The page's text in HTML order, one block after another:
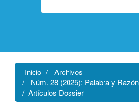
Inicio
Archivos
Núm. 28 (2025): Palabra y Razón
Artículos Dossier